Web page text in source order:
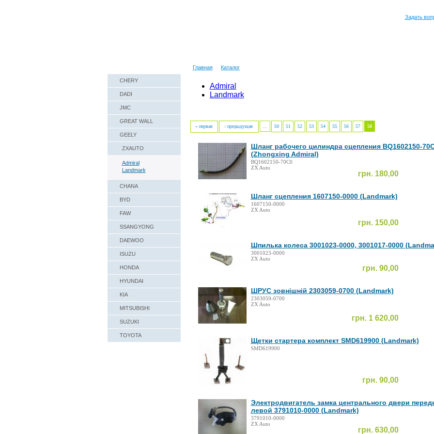
Задать
Главная Каталог
CHERY
DADI
JMC
GREAT WALL
GEELY
ZXAUTO
Admiral
Landmark
CHANA
BYD
FAW
SSANGYONG
DAEWOO
ISUZU
HONDA
HYUNDAI
KIA
MITSUBISHI
SUZUKI
TOYOTA
Admiral
Landmark
« первая ‹ предыдущая 50 51 52 53 54 55 56 57 58
Шланг рабочего цилиндра сцепления BQ1602150-
(Zhongxing Admiral)
грн. 180,00
BQ1602150-70C0
ZX Auto
Шланг сцепления 1607150-0000 (Landmark)
грн. 150,00
1607150-0000
ZX Auto
Шпилька колеса 3001023-0000, 3001017-0000
грн. 90,00
3001023-0000
ZX Auto
ШРУС зовнішній 2303059-0700 (Landmark)
грн. 1 620,00
2303059-0700
ZX Auto
Щетки стартера комплект SMD619900 (Landmark)
грн. 90,00
SMD619900
Электродвигатель замка центрального двери
левой 3791010-0000 (Landmark)
грн. 630,00
3791010-0000
ZX Auto